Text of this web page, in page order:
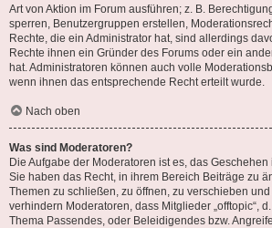
Art von Aktion im Forum ausführen; z. B.
sperren, Benutzergruppen erstellen,
Rechte, die ein Administrator hat, sind allerdings
Rechte ihnen ein Gründer des Forums oder ein
hat. Administratoren können auch volle
wenn ihnen das entsprechende Recht erteilt wurde.
Nach oben
Was sind Moderatoren?
Die Aufgabe der Moderatoren ist es, das
Sie haben das Recht, in ihrem Bereich Beiträge zu
Themen zu schließen, zu öffnen, zu verschieben
verhindern Moderatoren, dass Mitglieder „offtopic“,
Thema Passendes, oder Beleidigendes bzw.